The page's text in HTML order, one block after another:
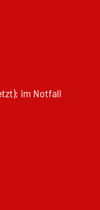
im Notfall